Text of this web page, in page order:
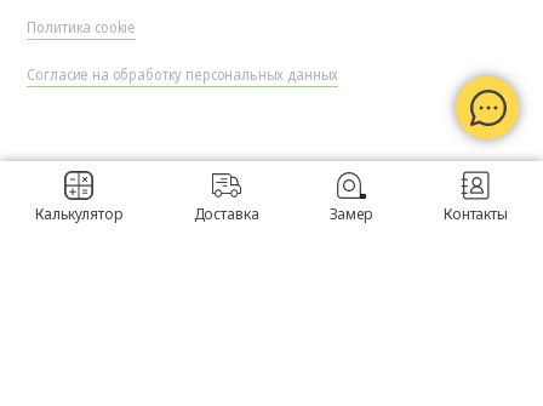
Политика cookie
Согласие на обработку персональных данных
Калькулятор Доставка Замер Контакты